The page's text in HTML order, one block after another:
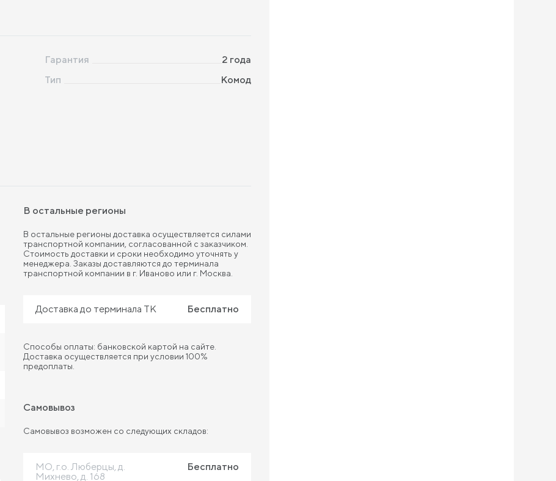
Гарантия
2 года
Тип
Комод
В остальные регионы
В остальные регионы доставка осуществляется силами
транспортной компании, согласованной с заказчиком.
Стоимость доставки и сроки необходимо уточнять у
менеджера. Заказы доставляются до терминала
транспортной компании в г. Иваново или г. Москва.
Доставка до терминала ТК Бесплатно
Способы оплаты: банковской картой на сайте.
Доставка осуществляется при условии 100%
предоплаты.
Самовывоз
Самовывоз возможен со следующих складов:
МО, г.о. Люберцы, д.
Михнево, д. 168
Бесплатно